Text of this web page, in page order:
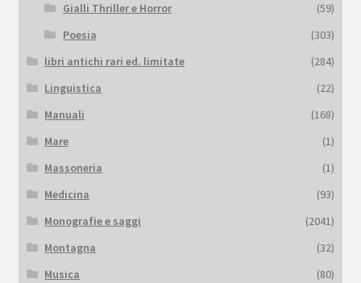
Gialli Thriller e Horror
(59)
Poesia
(303)
libri antichi rari ed. limitate
(284)
Linguistica
(22)
Manuali
(168)
Mare
(1)
Massoneria
(1)
Medicina
(93)
Monografie e saggi
(2041)
Montagna
(32)
Musica
(80)